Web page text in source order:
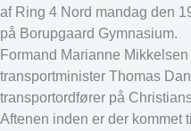
af Ring 4 Nord mandag den
på Borupgaard Gymnasium.
Formand Marianne
transportminister Thomas
transportordfører på
Aftenen inden er der kommet